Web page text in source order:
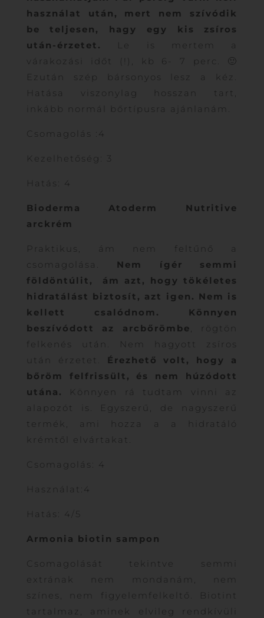
használat után, mert nem szívódik
be teljesen, hagy egy kis zsíros
után-érzetet. Le is mertem a
várakozási időt (!), kb 6- 7 perc. 🙂
Ezután szép bársonyos lesz a kéz.
Hatása viszonylag hosszan tart,
inkább normál bőrtípusra ajánlanám.
Csomagolás :4
Kezelhetőség: 3
Hatás: 4
Bioderma Atoderm Nutritive
arckrém
Praktikus, ám nem feltűnő a
csomagolása. Nem ígér semmi
földöntúlit, ám azt, hogy tökéletes
hidratálást biztosít, azt igen. Nem is
kellett csalódnom.
Könnyen
beszívódott az arcbőrömbe, rögtön
felkenés után. Nem hagyott zsíros
után érzetet.
Érezhető volt, hogy a
bőröm felfrissült, és nem húzódott
utána. Könnyen rá tudtam vinni az
alapozót is. Egyszerű, de nagyszerű
termék, ami hozza a a hidratáló
krémtől elvártakat.
Csomagolás: 4
Használat:4
Hatás: 4/5
Armonia biotin sampon
Csomagolását tekintve semmi
extrának nem mondanám, nem
színes, nem figyelemfelkeltő. Biotint
tartalmaz, aminek elvileg rendkívüli